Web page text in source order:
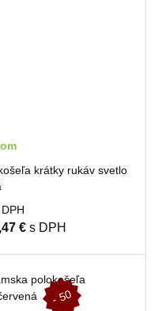
krátky rukáv svetlo
€s DPH
-
5
0